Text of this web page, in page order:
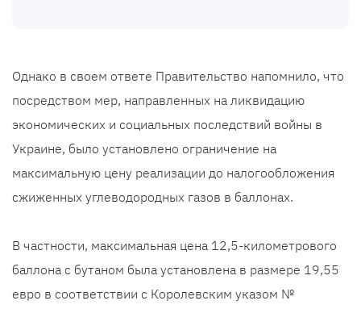
Однако в своем ответе Правительство напомнило, что
посредством мер, направленных на ликвидацию
экономических и социальных последствий войны в
Украине, было установлено ограничение на
максимальную цену реализации до налогообложения
сжиженных углеводородных газов в баллонах.
В частности, максимальная цена 12,5-километрового
баллона с бутаном была установлена ​​в размере 19,55
евро в соответствии с Королевским указом №